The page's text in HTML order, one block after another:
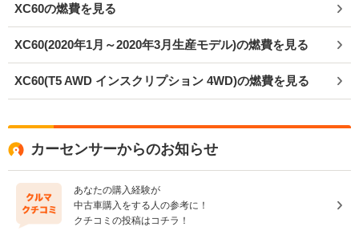
XC60の燃費を見る
XC60(2020年1月～2020年3月生産モデル)の燃費を見る
XC60(T5 AWD インスクリプション 4WD)の燃費を見る
カーセンサーからのお知らせ
あなたの購入経験が
中古車購入をする人の参考に！
クチコミの投稿はコチラ！